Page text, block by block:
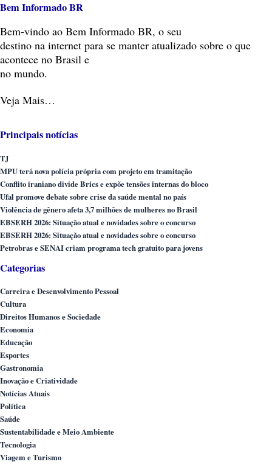
Bem Informado BR
Bem-vindo ao Bem Informado BR, o seu
destino na internet para se manter atualizado sobre o que
acontece no Brasil e
no mundo.
Veja Mais…
Principais notícias
TJ
MPU terá nova polícia própria com projeto em tramitação
Conflito iraniano divide Brics e expõe tensões internas do bloco
Ufal promove debate sobre crise da saúde mental no país
Violência de gênero afeta 3,7 milhões de mulheres no Brasil
EBSERH 2026: Situação atual e novidades sobre o concurso
EBSERH 2026: Situação atual e novidades sobre o concurso
Petrobras e SENAI criam programa tech gratuito para jovens
Categorias
Carreira e Desenvolvimento Pessoal
Cultura
Direitos Humanos e Sociedade
Economia
Educação
Esportes
Gastronomia
Inovação e Criatividade
Notícias Atuais
Política
Saúde
Sustentabilidade e Meio Ambiente
Tecnologia
Viagem e Turismo